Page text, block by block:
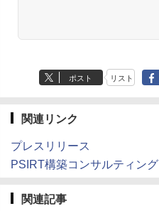
ポスト リスト
関連リンク
プレスリリース
PSIRT構築コンサルティング
関連記事